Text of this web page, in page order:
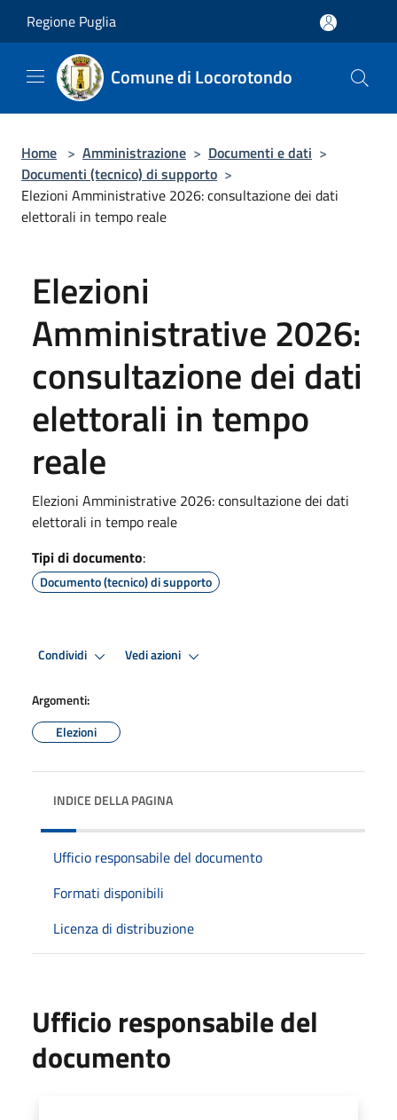
Regione Puglia
Comune di Locorotondo
Home > Amministrazione > Documenti e dati >
Documenti (tecnico) di supporto >
Elezioni Amministrative 2026: consultazione dei dati
elettorali in tempo reale
Elezioni
Amministrative 2026:
consultazione dei dati
elettorali in tempo
reale
Elezioni Amministrative 2026: consultazione dei dati
elettorali in tempo reale
Tipi di documento:
Documento (tecnico) di supporto
Condividi Vedi azioni
Argomenti:
Elezioni
INDICE DELLA PAGINA
Ufficio responsabile del documento
Formati disponibili
Licenza di distribuzione
Ufficio responsabile del
documento